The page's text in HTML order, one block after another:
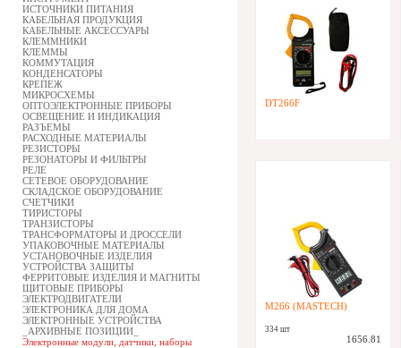
ИСТОЧНИКИ ПИТАНИЯ
КАБЕЛЬНАЯ ПРОДУКЦИЯ
КАБЕЛЬНЫЕ АКСЕССУАРЫ
КЛЕММНИКИ
КЛЕММЫ
КОММУТАЦИЯ
КОНДЕНСАТОРЫ
КРЕПЕЖ
МИКРОСХЕМЫ
ОПТОЭЛЕКТРОННЫЕ ПРИБОРЫ
ОСВЕЩЕНИЕ И ИНДИКАЦИЯ
РАЗЪЕМЫ
РАСХОДНЫЕ МАТЕРИАЛЫ
РЕЗИСТОРЫ
РЕЗОНАТОРЫ И ФИЛЬТРЫ
РЕЛЕ
СЕТЕВОЕ ОБОРУДОВАНИЕ
СКЛАДСКОЕ ОБОРУДОВАНИЕ
СЧЕТЧИКИ
ТИРИСТОРЫ
ТРАНЗИСТОРЫ
ТРАНСФОРМАТОРЫ И ДРОССЕЛИ
УПАКОВОЧНЫЕ МАТЕРИАЛЫ
УСТАНОВОЧНЫЕ ИЗДЕЛИЯ
УСТРОЙСТВА ЗАЩИТЫ
ФЕРРИТОВЫЕ ИЗДЕЛИЯ И МАГНИТЫ
ЩИТОВЫЕ ПРИБОРЫ
ЭЛЕКТРОДВИГАТЕЛИ
ЭЛЕКТРОНИКА ДЛЯ ДОМА
ЭЛЕКТРОННЫЕ УСТРОЙСТВА
_АРХИВНЫЕ ПОЗИЦИИ_
Электронные модули, датчики, наборы
DT266F
M266 (MASTECH)
334 шт
1656.81